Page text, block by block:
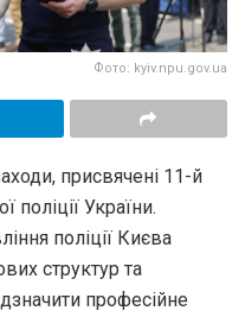
Фото: kyiv.npu.gov.ua
присвячені 11-й
поліції України.
поліції Києва
структур та
професійне